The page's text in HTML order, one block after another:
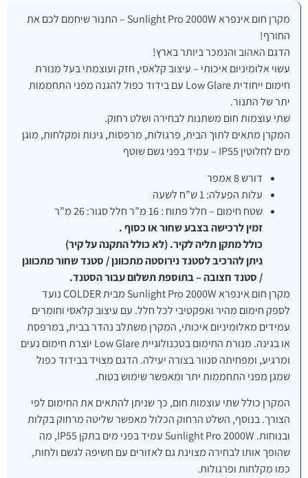
מקרן חום אינפרא Sunlight Pro 2000W – התנור שיחמם לכם את
החורף!
הדגם האהוב והנמכר ביותר בארץ!
עשוי אלומיניום איכותי – עיצוב קלאסי, חזק ועוצמתי בעל מנורת
חימום ייחודית Low Glare עם בידוד כפול להגנה מפני התחממות
יתר של התנור.
שתי עוצמות חום משתנות לבחירה ושלט רחוק.
המקרן מתאים לתוך הבית, פרגולות, מרפסות, גינות ומקלחות, מוגן
מים לחלוטין IP55 – עמיד בפני גשם שוטף
דורש 8 אמפר
עלות הפעלה: 1 ש”ח לשעה
שטח חימום – חלל פתוח : 16 מ”ר חלל סגור: 26 מ”ר
זמין לרכישה בצבע שחור או כסוף .
כולל מתקן תליה לקיר. (לא כולל התקנה על קיר)
ניתן להרכיב לסטנד נירוסטה מתכוונן / סטנד שחור מתכוונן
/ סטנד חצובה – בתוספת תשלום עבור הסטנד.
מקרן חום אינפרא Sunlight Pro 2000W מבית COLDER נועד
לספק חימום מהיר ואפקטיבי לכל חלל. עם עיצוב קלאסי וחומרים
עמידים מאלומיניום איכותי, המקרן משתלב נהדר בבית, במרפסת
או בגינה. מנורת החימום בטכנולוגיית Low Glare יוצרת חימום נעים
ומרגיע, ומפחיתה סנוור בצורה יעילה. הדגם מצויד בבידוד כפול
שמגן מפני התחממות יתר ומאפשר שימוש בטוח.
המקרן כולל שתי עוצמות חום, כך שניתן להתאים את החימום לפי
הצורך. בנוסף, השלט הרחוק הכלול מאפשר שליטה מרחוק בקלות
ובנוחות. Sunlight Pro 2000W עמיד בפני מים בתקן IP55, מה
שהופך אותו לבחירה מצוינת גם לאזורים עם חשיפה לגשם ולחות,
כמו מקלחות ופרגולות.